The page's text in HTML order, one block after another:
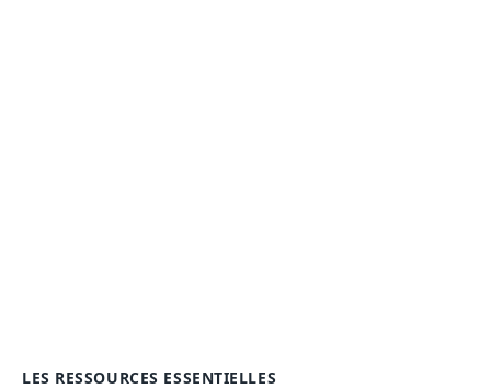
LES RESSOURCES ESSENTIELLES